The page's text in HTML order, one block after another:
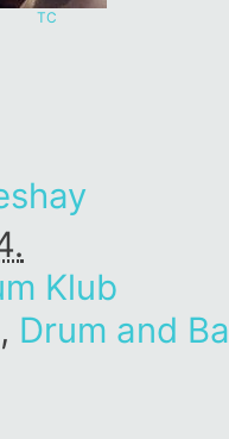
TC
Klub
, Drum and